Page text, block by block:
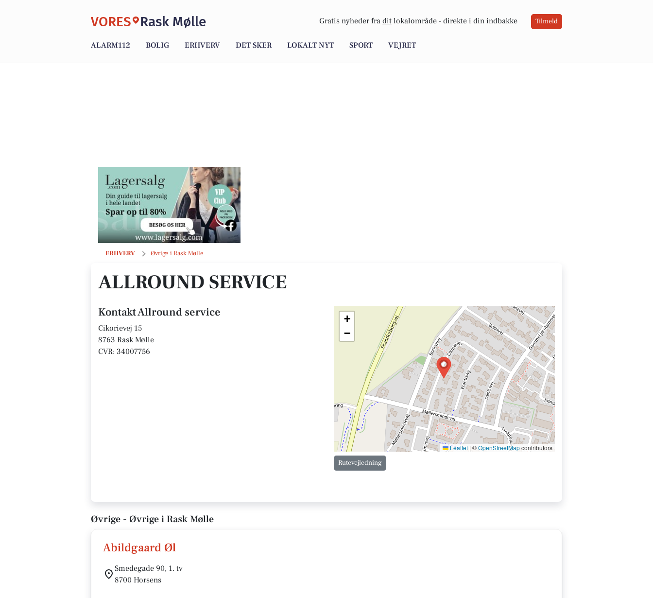
VORES Rask Mølle Gratis nyheder fra dit lokalområde - direkte i din indbakke Tilmeld
ALARM112 BOLIG ERHVERV DET SKER LOKALT NYT SPORT VEJRET
ERHVERV Øvrige i Rask Mølle
Allround service
ALLROUND SERVICE
Kontakt Allround service
Cikorievej 15
8763 Rask Mølle
CVR: 34007756
+
−
Leaflet | ©OpenStreetMapcontributors
Rutevejledning
Øvrige - Øvrige i Rask Mølle
Abildgaard Øl
Smedegade 90, 1. tv
8700 Horsens